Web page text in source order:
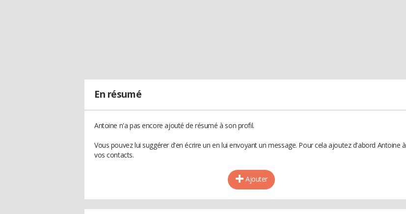
En résumé
Antoine n'a pas encore ajouté de résumé à son profil.
Vous pouvez lui suggérer d'en écrire un en lui envoyant un message. Pour cela ajoutez d'abord Antoine à
vos contacts.
Ajouter